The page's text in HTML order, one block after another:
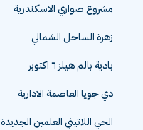
مشروع صواري الاسكندرية
زهرة الساحل الشمالي
بادية بالم هيلز ٦ اكتوبر
دي جويا العاصمة الادارية
الحي اللاتيني العلمين الجديدة